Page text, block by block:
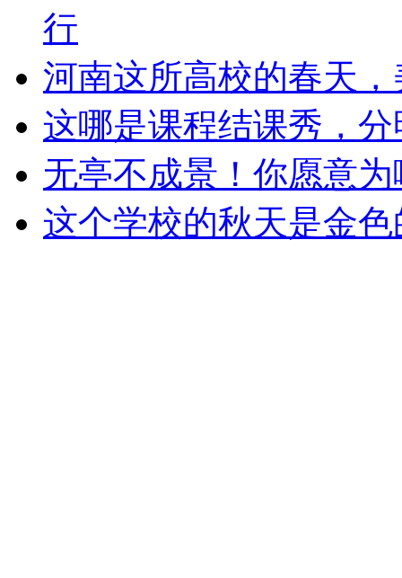
行
河南这所高校的春天
这哪是课程结课秀，
无亭不成景！你愿意
这个学校的秋天是金色